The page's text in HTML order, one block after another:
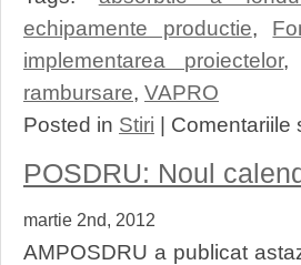
echipamente productie,
implementarea proiectelor,
rambursare, VAPRO
Posted in Stiri | Comentariile
POSDRU: Noul
martie 2nd, 2012
AMPOSDRU a publicat